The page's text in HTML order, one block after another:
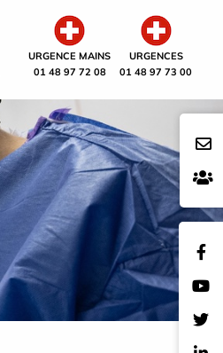
URGENCE MAINS
01 48 97 72 08
URGENCES
01 48 97 73 00